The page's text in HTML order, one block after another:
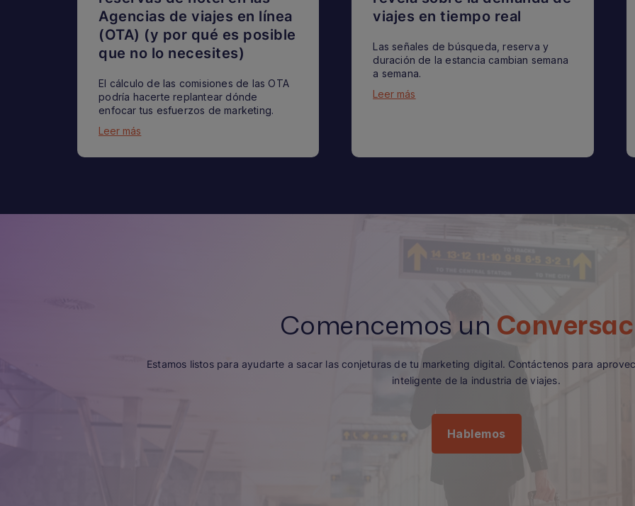
Agencias de viajes en línea
(OTA) (y por qué es posible
que no lo necesites)
El cálculo de las comisiones de las OTA
podría hacerte replantear dónde
enfocar tus esfuerzos de marketing.
Leer más
viajes en tiempo real
Las señales de búsqueda, reserva y
duración de la estancia cambian semana
a semana.
Leer más
Comencemos un
Estamos listos para ayudarte a sacar las conjeturas de tu marketing digital. Contáctenos para
inteligente de la industria de viajes.
Hablemos